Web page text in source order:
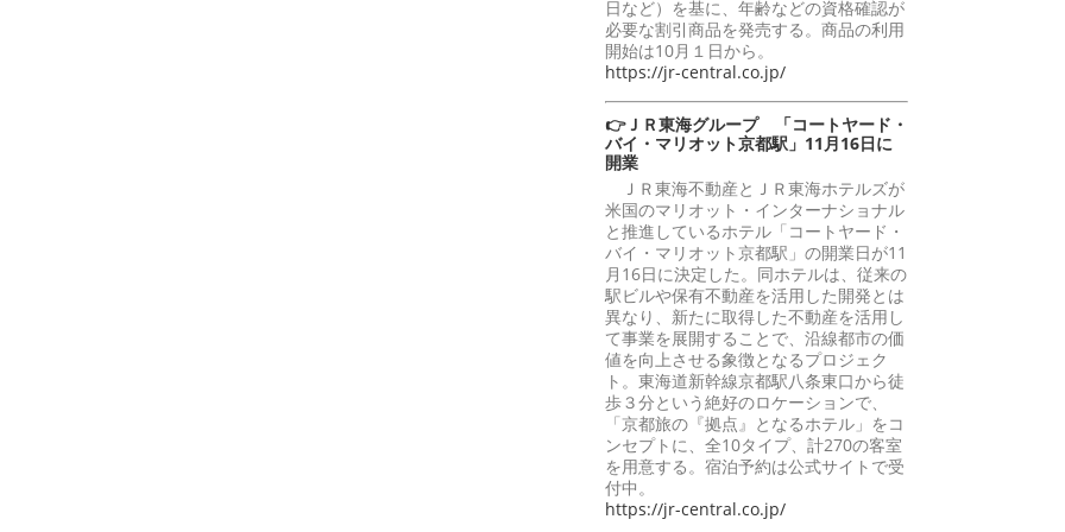
日など）を基に、年齢などの資格確認が
必要な割引商品を発売する。商品の利用
開始は10月１日から。
https://jr-central.co.jp/
👉ＪＲ東海グループ 「コートヤード・
バイ・マリオット京都駅」11月16日に
開業
ＪＲ東海不動産とＪＲ東海ホテルズが
米国のマリオット・インターナショナル
と推進しているホテル「コートヤード・
バイ・マリオット京都駅」の開業日が11
月16日に決定した。同ホテルは、従来の
駅ビルや保有不動産を活用した開発とは
異なり、新たに取得した不動産を活用し
て事業を展開することで、沿線都市の価
値を向上させる象徴となるプロジェク
ト。東海道新幹線京都駅八条東口から徒
歩３分という絶好のロケーションで、
「京都旅の『拠点』となるホテル」をコ
ンセプトに、全10タイプ、計270の客室
を用意する。宿泊予約は公式サイトで受
付中。
https://jr-central.co.jp/